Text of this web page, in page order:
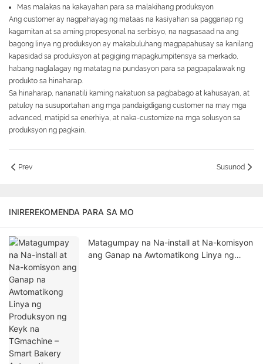
Mas malakas na kakayahan para sa malakihang produksyon
Ang customer ay nagpahayag ng mataas na kasiyahan sa pagganap ng
kagamitan at sa aming propesyonal na serbisyo, na nagsasaad na ang
bagong linya ng produksyon ay makabuluhang magpapahusay sa kanilang
kapasidad sa produksyon at pagiging mapagkumpitensya sa merkado,
habang naglalagay ng matatag na pundasyon para sa pagpapalawak ng
produkto sa hinaharap.
Sa hinaharap, nananatili kaming nakatuon sa pagbabago at kahusayan, at
patuloy na susuportahan ang mga pandaigdigang customer na may mga
advanced, matipid sa enerhiya, at naka-customize na mga solusyon sa
produksyon ng pagkain.
Prev Susunod
INIREREKOMENDA PARA SA MO
Matagumpay na Na-install at Na-komisyon
ang Ganap na Awtomatikong Linya ng